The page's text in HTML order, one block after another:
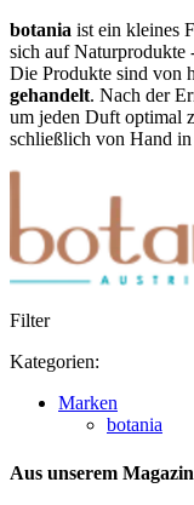
botania ist ein kleines
sich auf Naturprodukte
Die Produkte sind von
gehandelt. Nach der
um jeden Duft optimal
schließlich von Hand
Filter
Kategorien:
Marken
botania
Aus unserem